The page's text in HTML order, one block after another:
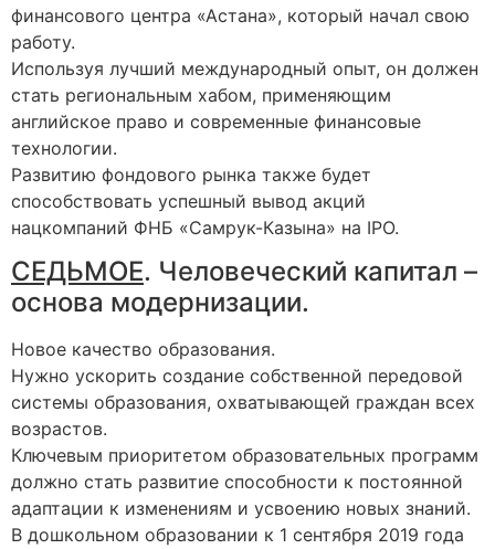
финансового центра «Астана», который начал свою
работу.
Используя лучший международный опыт, он должен
стать региональным хабом, применяющим
английское право и современные финансовые
технологии.
Развитию фондового рынка также будет
способствовать успешный вывод акций
нацкомпаний ФНБ «Самрук-Казына» на IPO.
СЕДЬМОЕ. Человеческий капитал –
основа модернизации.
Новое качество образования.
Нужно ускорить создание собственной передовой
системы образования, охватывающей граждан всех
возрастов.
Ключевым приоритетом образовательных программ
должно стать развитие способности к постоянной
адаптации к изменениям и усвоению новых знаний.
В дошкольном образовании к 1 сентября 2019 года